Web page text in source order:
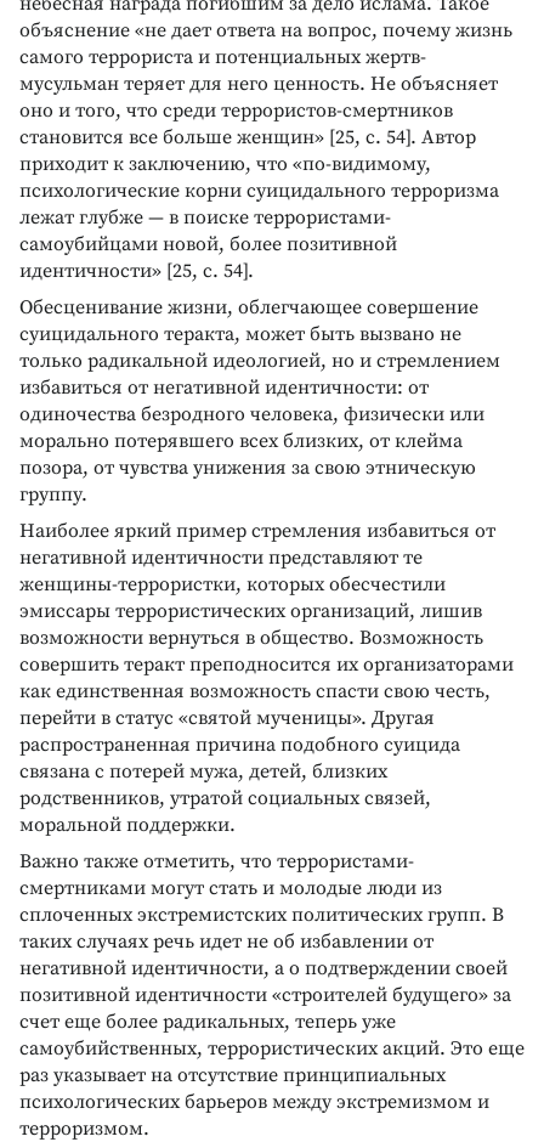
объяснение «не дает ответа на вопрос, почему жизнь
самого террориста и потенциальных жертв-
мусульман теряет для него ценность. Не объясняет
оно и того, что среди террористов-смертников
становится все больше женщин» [25, с. 54]. Автор
приходит к заключению, что «по-видимому,
психологические корни суицидального терроризма
лежат глубже — в поиске террористами-
самоубийцами новой, более позитивной
идентичности» [25, с. 54].
Обесценивание жизни, облегчающее совершение
суицидального теракта, может быть вызвано не
только радикальной идеологией, но и стремлением
избавиться от негативной идентичности: от
одиночества безродного человека, физически или
морально потерявшего всех близких, от клейма
позора, от чувства унижения за свою этническую
группу.
Наиболее яркий пример стремления избавиться от
негативной идентичности представляют те
женщины-террористки, которых обесчестили
эмиссары террористических организаций, лишив
возможности вернуться в общество. Возможность
совершить теракт преподносится их организаторами
как единственная возможность спасти свою честь,
перейти в статус «святой мученицы». Другая
распространенная причина подобного суицида
связана с потерей мужа, детей, близких
родственников, утратой социальных связей,
моральной поддержки.
Важно также отметить, что террористами-
смертниками могут стать и молодые люди из
сплоченных экстремистских политических групп. В
таких случаях речь идет не об избавлении от
негативной идентичности, а о подтверждении своей
позитивной идентичности «строителей будущего» за
счет еще более радикальных, теперь уже
самоубийственных, террористических акций. Это еще
раз указывает на отсутствие принципиальных
психологических барьеров между экстремизмом и
терроризмом.